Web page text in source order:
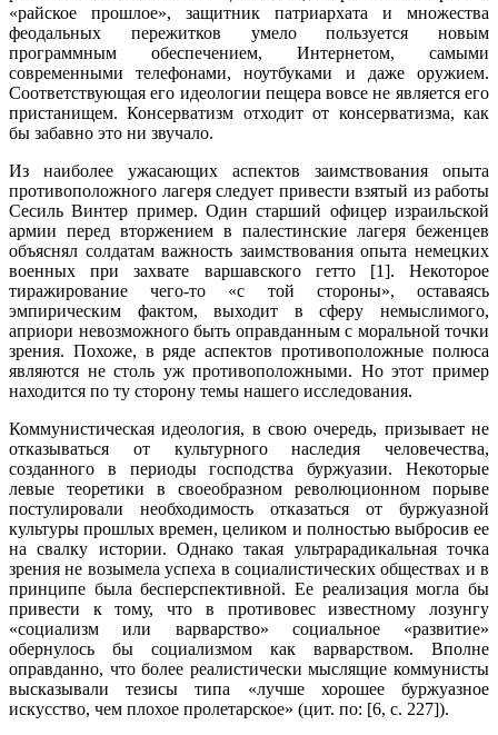
«райское прошлое», защитник патриархата и множества
феодальных пережит­ков умело пользуется новым
программным обеспечением, Интернетом, самыми
современными телефонами, ноутбуками и даже оружием.
Соответствующая его идеологии пещера вовсе не является его
пристанищем. Консерватизм отходит от консерватизма, как
бы забавно это ни звучало.
Из наиболее ужасающих аспектов заимствования опыта
противополож­ного лагеря следует привести взятый из работы
Сесиль Винтер пример. Один старший офицер израильской
армии перед вторжением в палестинские лагеря беженцев
объяснял солдатам важность заимствования опыта немецких
воен­ных при захвате варшавского гетто [1]. Некоторое
тиражирование чего-то «с той стороны», оставаясь
эмпирическим фактом, выходит в сферу немыслимого,
априори невозможного быть оправданным с моральной точки
зрения. Похоже, в ряде аспектов противоположные полюса
являются не столь уж противопо­ложными. Но этот пример
находится по ту сторону темы нашего исследования.
Коммунистическая идеология, в свою очередь, призывает не
отказываться от культурного наследия человечества,
созданного в периоды господства бур­жуазии. Некоторые
левые теоретики в своеобразном революционном порыве
постулировали необходимость отказаться от буржуазной
культуры прошлых времен, целиком и полностью выбросив ее
на свалку истории. Однако такая ультрарадикальная точка
зрения не возымела успеха в социалистических обще­ствах и в
принципе была бесперспективной. Ее реализация могла бы
привести к тому, что в противовес известному лозунгу
«социализм или варварство» социальное «развитие»
обернулось бы социализмом как варварством. Вполне
оправданно, что более реалистически мыслящие коммунисты
высказывали тезисы типа «лучше хорошее буржуазное
искусство, чем плохое пролетарское» (цит. по: [6, с. 227]).